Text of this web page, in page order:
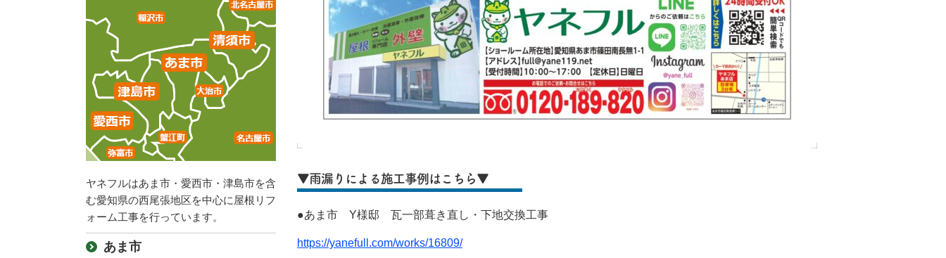
▼雨漏りによる施工事例はこちら▼
●あま市 Y様邸 瓦一部葺き直し・下地交換工事
https://yanefull.com/works/16809/
ヤネフルはあま市・愛西市・津島市を含
む愛知県の西尾張地区を中心に屋根リフ
ォーム工事を行っています。
あま市